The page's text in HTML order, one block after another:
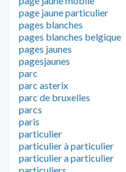
page jaune particulier
pages blanches
pages blanches belgique
pages jaunes
pagesjaunes
parc
parc asterix
parc de bruxelles
parcs
paris
particulier
particulier à particulier
particulier a particulier